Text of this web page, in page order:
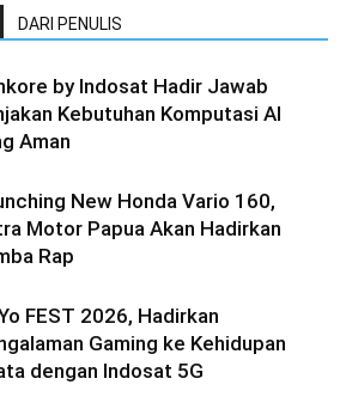
DARI PENULIS
by Indosat Hadir Jawab
Kebutuhan Komputasi AI
Aman
New Honda Vario 160,
Motor Papua Akan Hadirkan
Rap
FEST 2026, Hadirkan
Gaming ke Kehidupan
dengan Indosat 5G